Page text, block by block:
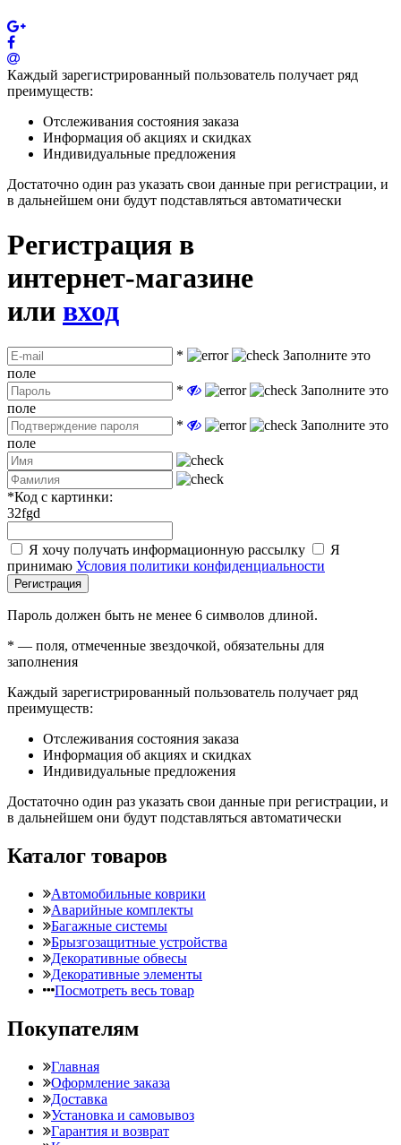
Каждый зарегистрированный пользователь получает ряд
преимуществ:
Отслеживания состояния заказа
Информация об акциях и скидках
Индивидуальные предложения
Достаточно один раз указать свои данные при регистрации, и
в дальнейшем они будут подставляться автоматически
Регистрация в
интернет-магазине
или вход
*
Заполните это
поле
*
Заполните это
поле
*
Заполните это
поле
*Код с картинки:
32fgd
Я хочу получать информационную рассылку
Я
принимаю Условия политики конфиденциальности
Регистрация
Пароль должен быть не менее 6 символов длиной.
* — поля, отмеченные звездочкой, обязательны для
заполнения
Каждый зарегистрированный пользователь получает ряд
преимуществ:
Отслеживания состояния заказа
Информация об акциях и скидках
Индивидуальные предложения
Достаточно один раз указать свои данные при регистрации, и
в дальнейшем они будут подставляться автоматически
Каталог товаров
Автомобильные коврики
Аварийные комплекты
Багажные системы
Брызгозащитные устройства
Декоративные обвесы
Декоративные элементы
Посмотреть весь товар
Покупателям
Главная
Оформление заказа
Доставка
Установка и самовывоз
Гарантия и возврат